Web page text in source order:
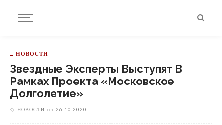
НОВОСТИ
Звездные Эксперты Выступят В
Рамках Проекта «Московское
Долголетие»
НОВОСТИ on 26.10.2020